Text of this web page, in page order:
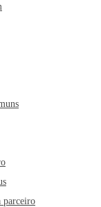
parceiro